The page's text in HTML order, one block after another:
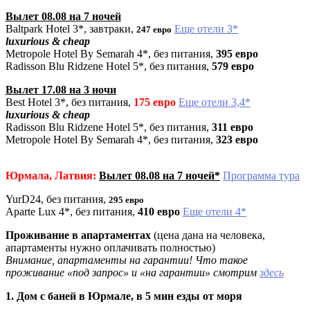
Вылет 08.08 на 7 ночей
Baltpark Hotel 3*, завтраки, 247 евро Еще отели 3*
luxurious & cheap
Metropole Hotel By Semarah 4*, без питания, 395 евро
Radisson Blu Ridzene Hotel 5*, без питания, 579 евро
Вылет 17.08 на 3 ночи
Best Hotel 3*, без питания, 175 евро Еще отели 3,4*
luxurious & cheap
Radisson Blu Ridzene Hotel 5*, без питания, 311 евро
Metropole Hotel By Semarah 4*, без питания, 323 евро
Юрмала, Латвия: Вылет 08.08 на 7 ночей* Программа тура
YurD24, без питания, 295 евро
Aparte Lux 4*, без питания, 410 евро Еще отели 4*
Проживание в апартаментах (цена дана на человека,
апартаменты нужно оплачивать полностью)
Внимание, апартаменты на гарантии! Что такое
проживание «под запрос» и «на гарантии» смотрим здесь
1. Дом с баней в Юрмале, в 5 мин езды от моря